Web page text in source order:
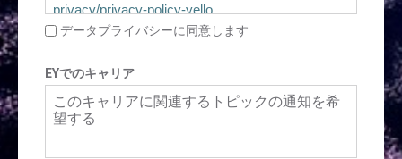
privacy/privacy-policy-yello
データプライバシーに同意します
EYでのキャリア
このキャリアに関連するトピックの通知を希
望する